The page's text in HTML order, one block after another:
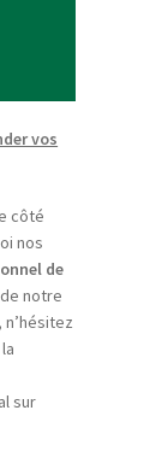
vos
côté
nos
de
notre
sur